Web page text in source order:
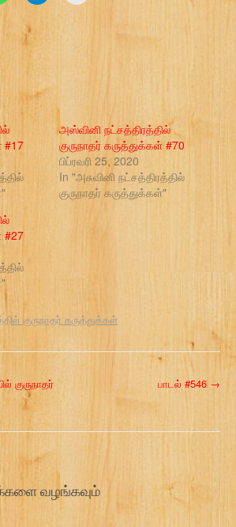
#17
அஸ்வினி நட்சத்திரத்தில்
குருநாதர் கருத்துக்கள் #70
பிப்ரவரி 25, 2020
In "அசுவினி நட்சத்திரத்தில்
குருநாதர் கருத்துக்கள்"
#27
குருநாதர் கருத்துக்கள்
குருநாதர்
பாடல் #546 →
வழங்கவும்